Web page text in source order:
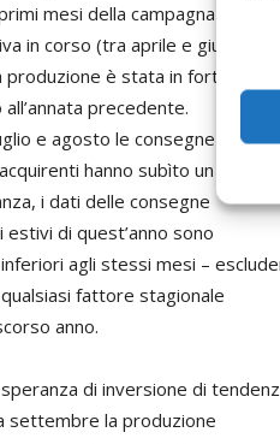
mesi della campagna
in corso (tra aprile e giugno
produzione è stata in forte
precedente.
e agosto le consegne di latte
hanno subìto un
i dati delle consegne
estivi di quest’anno sono
agli stessi mesi –
fattore stagionale
anno.
di inversione di
settembre la produzione